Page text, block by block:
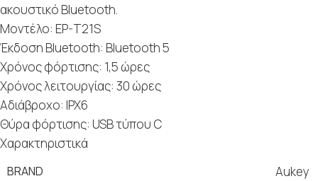
ακουστικό Bluetooth.
Μοντέλο: EP-T21S
Έκδοση Bluetooth: Bluetooth 5
Χρόνος φόρτισης: 1,5 ώρες
Χρόνος λειτουργίας: 30 ώρες
Αδιάβροχο: IPX6
Θύρα φόρτισης: USB τύπου C
Χαρακτηριστικά
BRAND
Aukey